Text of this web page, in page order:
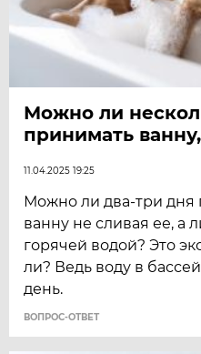
Можно ли
принимать
11.04.2025 19:25
Можно ли два-три
ванну не сливая ее, а
горячей водой? Это
ли? Ведь воду в
день.
ВОПРОС-ОТВЕТ